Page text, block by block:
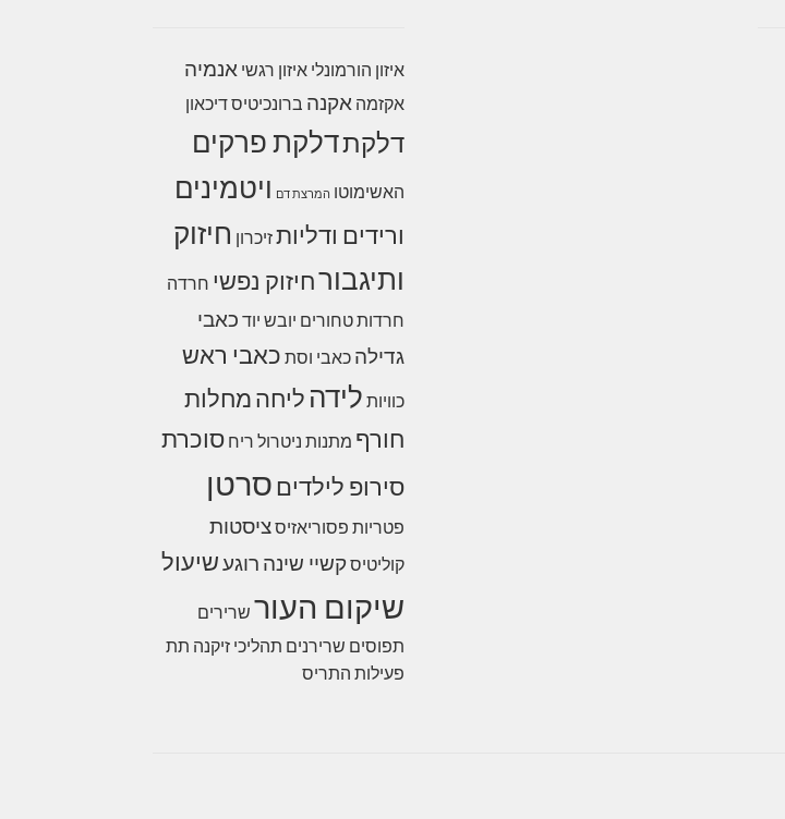
איזון הורמונלי איזון רגשי אנמיה
אקזמה אקנה ברונכיטיסדיכאון
דלקתדלקת פרקים
האשימוטו המרצת דם ויטמינים
ורידים ודליותזיכרון חיזוק
ותיגבורחיזוק נפשי חרדה
חרדותטחורים יובש יוד כאבי
גדילה כאבי וסת כאבי ראש
כוויות לידה ליחהמחלות
חורף מתנות ניטרול ריח סוכרת
סירופ לילדיםסרטן
פטריות פסוריאזיסציסטות
קוליטיסקשיי שינה רוגעשיעול
שיקום העור שרירים
תפוסים שרירנים תהליכי זיקנה תת
פעילות התריס